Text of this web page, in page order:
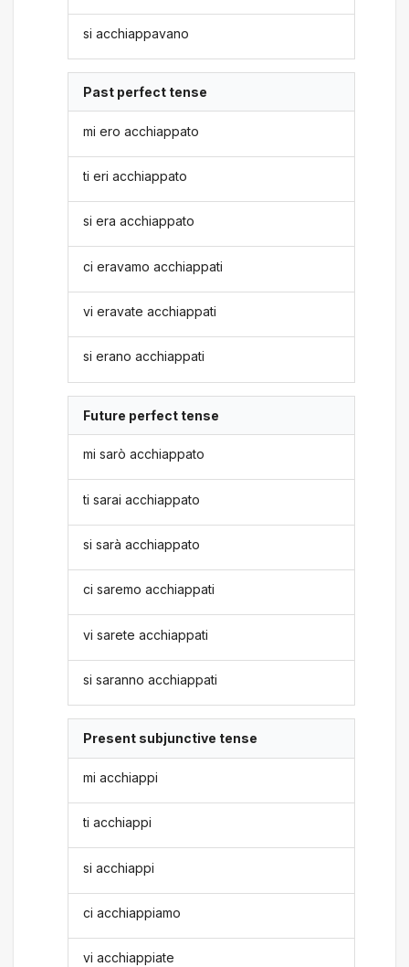
si acchiappavano
Past perfect tense
mi ero acchiappato
ti eri acchiappato
si era acchiappato
ci eravamo acchiappati
vi eravate acchiappati
si erano acchiappati
Future perfect tense
mi sarò acchiappato
ti sarai acchiappato
si sarà acchiappato
ci saremo acchiappati
vi sarete acchiappati
si saranno acchiappati
Present subjunctive tense
mi acchiappi
ti acchiappi
si acchiappi
ci acchiappiamo
vi acchiappiate